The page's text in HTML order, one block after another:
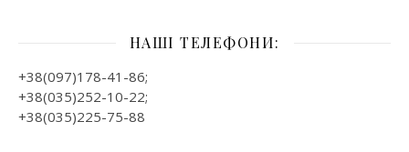
НАШІ ТЕЛЕФОНИ:
+38(097)178-41-86;
+38(035)252-10-22;
+38(035)225-75-88